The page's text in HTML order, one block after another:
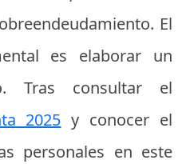
El
es elaborar un
Tras consultar el
2025 y conocer el
personales en este